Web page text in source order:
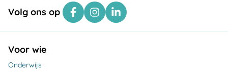
Volg ons op
Voor wie
Onderwijs